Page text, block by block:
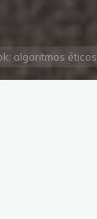
algoritmos éticos